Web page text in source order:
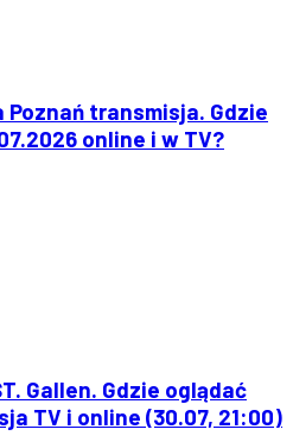
transmisja. Gdzie
online i w TV?
Gallen. Gdzie oglądać
TV i online (30.07, 21:00)